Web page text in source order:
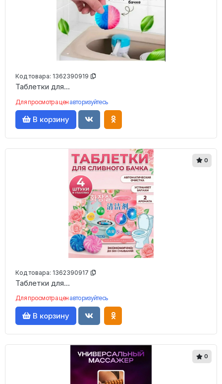
Код товара: 1362390919
️Таблетки для...
Для просмотра цен авторизуйтесь
В корзину
0
Код товара: 1362390917
️Таблетки для...
Для просмотра цен авторизуйтесь
В корзину
0